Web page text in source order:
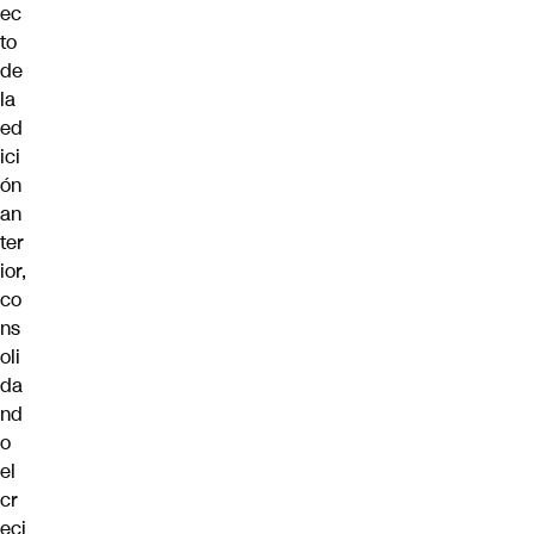
ec
to
de
la
ed
ici
ón
an
ter
ior,
co
ns
oli
da
nd
o
el
cr
eci